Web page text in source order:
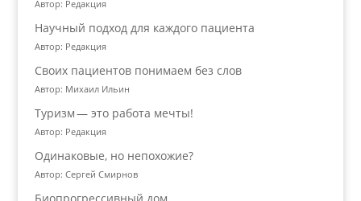
Автор: Редакция
Научный подход для каждого пациента
Автор: Редакция
Своих пациентов понимаем без слов
Автор: Михаил Ильин
Туризм — это работа мечты!
Автор: Редакция
Одинаковые, но непохожие?
Автор: Сергей Смирнов